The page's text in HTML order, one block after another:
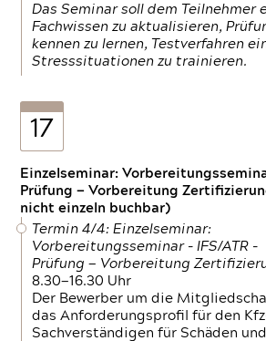
Das Seminar soll dem Teilnehmer
Fachwissen zu aktualisieren,
kennen zu lernen, Testverfahren
Stresssituationen zu trainieren.
17
Einzelseminar:
Prüfung — Vorbereitung
nicht einzeln buchbar)
Termin 4/4: Einzelseminar:
Vorbereitungsseminar - IFS/ATR -
Prüfung — Vorbereitung
8.30—16.30 Uhr
Der Bewerber um die
das Anforderungsprofil für den
Sachverständigen für Schäden